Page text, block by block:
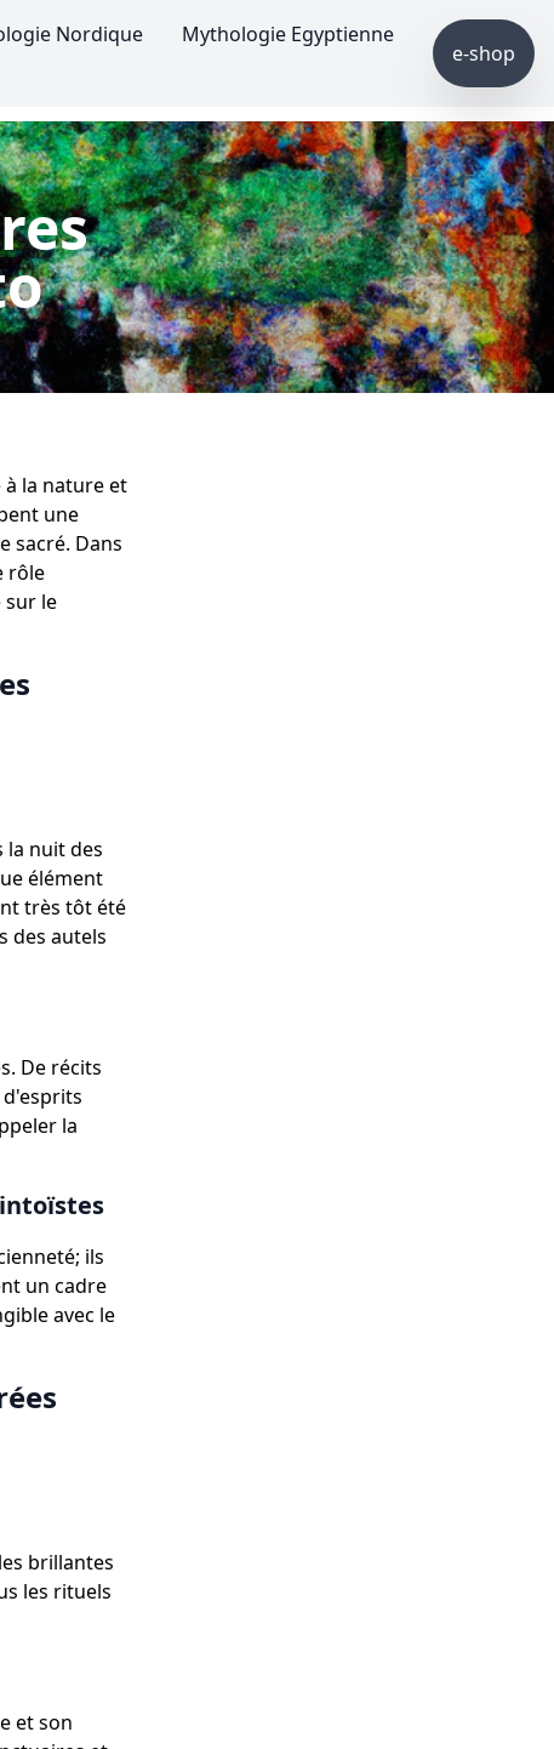
Nordique Mythologie Egyptienne
e-shop
la nature et
une
sacré. Dans
rôle
sur le
la nuit des
élément
très tôt été
des autels
De récits
la
ils
un cadre
avec le
brillantes
les rituels
et son